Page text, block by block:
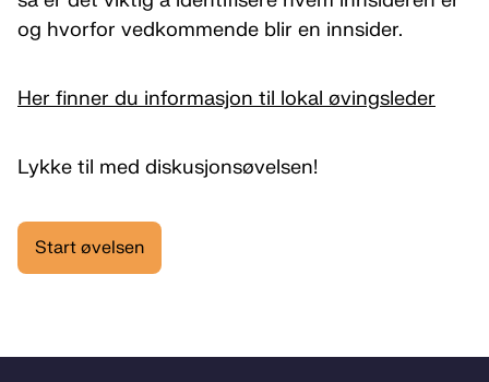
og hvorfor vedkommende blir en innsider.
Her finner du informasjon til lokal øvingsleder
Lykke til med diskusjonsøvelsen!
Start øvelsen